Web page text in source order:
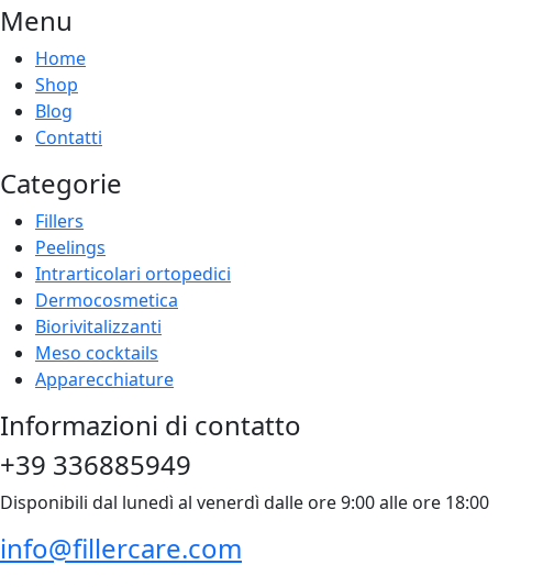
Menu
Home
Shop
Blog
Contatti
Categorie
Fillers
Peelings
Intrarticolari ortopedici
Dermocosmetica
Biorivitalizzanti
Meso cocktails
Apparecchiature
Informazioni di contatto
+39 336885949
Disponibili dal lunedì al venerdì dalle ore 9:00 alle ore 18:00
info@fillercare.com